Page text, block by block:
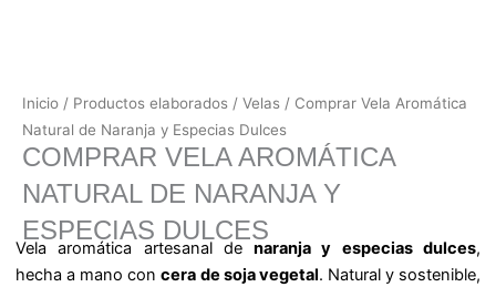
Inicio / Productos elaborados / Velas / Comprar Vela Aromática
Natural de Naranja y Especias Dulces
COMPRAR VELA AROMÁTICA
NATURAL DE NARANJA Y
ESPECIAS DULCES
Vela aromática artesanal denaranja y especias dulces,
hecha a mano concera de soja vegetal. Natural y sostenible,